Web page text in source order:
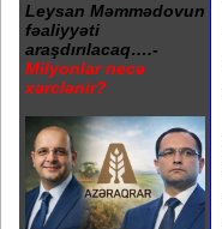
Leysan Məmmədovun
fəaliyyəti
araşdırılacaq….-
Milyonlar necə
xərclənir?